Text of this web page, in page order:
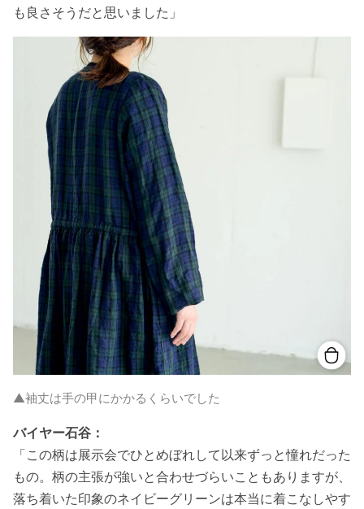
も良さそうだと思いました」
▲袖丈は手の甲にかかるくらいでした
バイヤー石谷：
「この柄は展示会でひとめぼれして以来ずっと憧れだった
もの。柄の主張が強いと合わせづらいこともありますが、
落ち着いた印象のネイビーグリーンは本当に着こなしやす